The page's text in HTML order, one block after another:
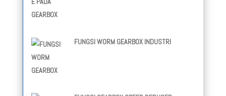
FUNGSI WORM GEARBOX INDUSTRI